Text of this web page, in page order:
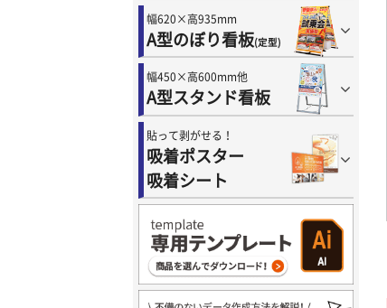
幅620×高935mm
A型のぼり看板(定型)
幅450×高600mm他
A型スタンド看板
貼って剥がせる！
吸着ポスター
吸着シート